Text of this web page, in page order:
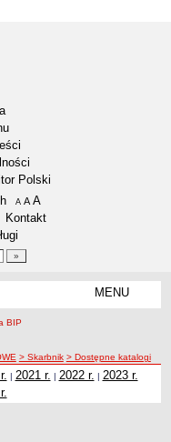
Polski
A pomniejsz czcionkę
A standardowy rozmiar czcionki
A
Kontakt
MENU
> Skarbnik > Dostępne katalogi
| 2021 r. | 2022 r. | 2023 r.